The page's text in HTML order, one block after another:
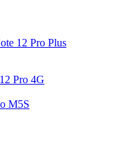
12 Pro Plus
Pro 4G
M5S